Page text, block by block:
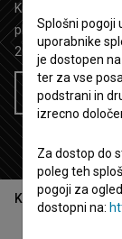
Kratki igrani film
plesni
2021
Slovenija
Želim si
Kazalo
Splošni pogoji
uporabnike
je dostopen
ter za vse
podstrani in
izrecno
Za dostop do
poleg teh
pogoji za
dostopni na: